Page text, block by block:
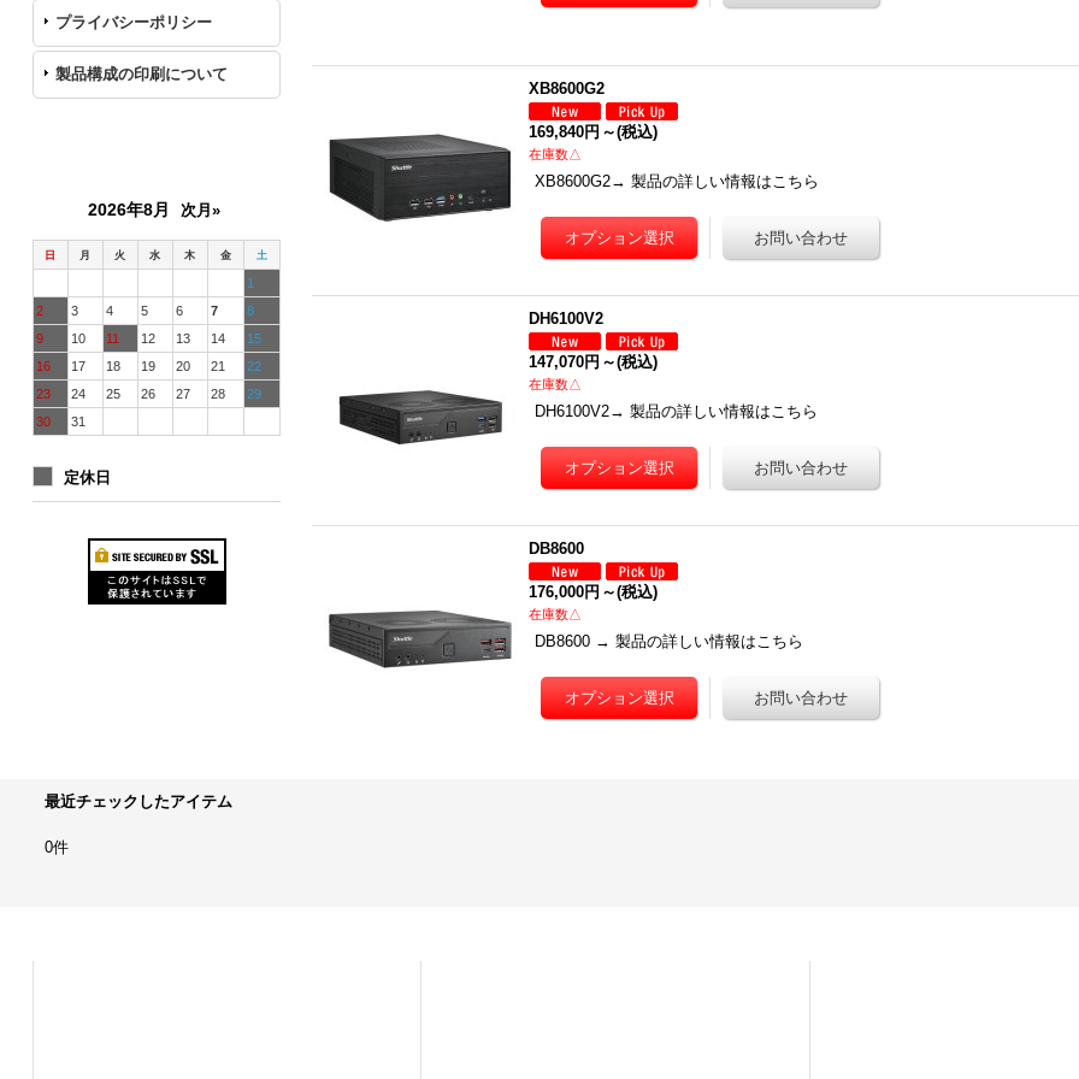
プライバシーポリシー
製品構成の印刷について
2026年8月 次月»
日 月 火 水 木 金 土
1
2
3 4 5 6 7
8
9
10 11 12 13 14
15
16
17 18 19 20 21
22
23
24 25 26 27 28
29
30
31
定休日
XB8600G2
169,840円 ～(税込)
在庫数△
XB8600G2→ 製品の詳しい情報はこちら
DH6100V2
147,070円 ～(税込)
在庫数△
DH6100V2→ 製品の詳しい情報はこちら
DB8600
176,000円 ～(税込)
在庫数△
DB8600 → 製品の詳しい情報はこちら
最近チェックしたアイテム
0件